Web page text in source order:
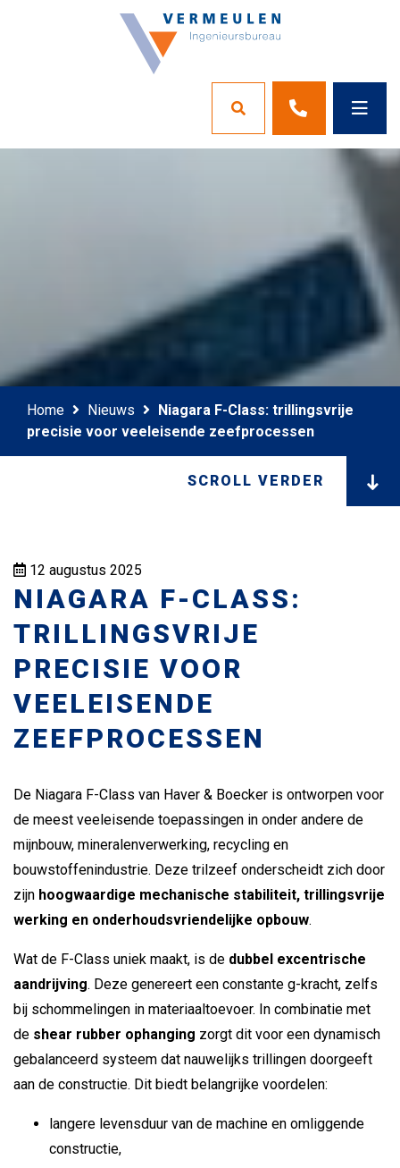
Home Nieuws
Niagara F-Class: trillingsvrije
precisie voor veeleisende zeefprocessen
SCROLL VERDER
12 augustus 2025
NIAGARA F-CLASS:
TRILLINGSVRIJE
PRECISIE VOOR
VEELEISENDE
ZEEFPROCESSEN
De Niagara F-Class van Haver & Boecker is ontworpen voor
de meest veeleisende toepassingen in onder andere de
mijnbouw, mineralenverwerking, recycling en
bouwstoffenindustrie. Deze trilzeef onderscheidt zich door
zijn hoogwaardige mechanische stabiliteit, trillingsvrije
werking en onderhoudsvriendelijke opbouw.
Wat de F-Class uniek maakt, is de dubbel excentrische
aandrijving. Deze genereert een constante g-kracht, zelfs
bij schommelingen in materiaaltoevoer. In combinatie met
de shear rubber ophanging zorgt dit voor een dynamisch
gebalanceerd systeem dat nauwelijks trillingen doorgeeft
aan de constructie. Dit biedt belangrijke voordelen:
langere levensduur van de machine en omliggende
constructie,